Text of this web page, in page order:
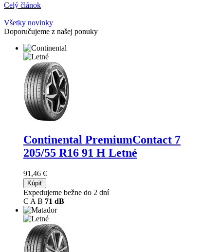
Celý článok
Všetky novinky
Doporučujeme z našej ponuky
Continental PremiumContact 7
205/55 R16 91 H Letné
91,46 €
Kúpiť
Expedujeme bežne do 2 dní
C A B 71 dB